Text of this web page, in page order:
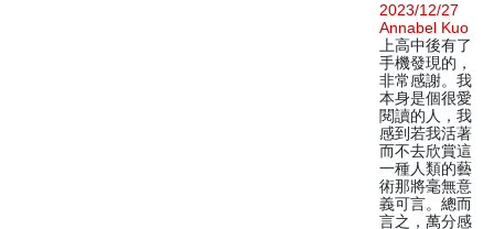
2023/12/27
Annabel Kuo
上高中後有了
手機發現的，
非常感謝。我
本身是個很愛
閱讀的人，我
感到若我活著
而不去欣賞這
一種人類的藝
術那將毫無意
義可言。總而
言之，萬分感